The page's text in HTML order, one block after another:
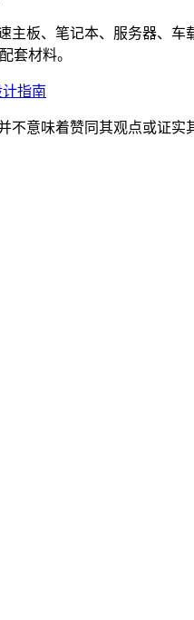
板、笔记本、服务器、车
套材料。
指南
意味着赞同其观点或证实